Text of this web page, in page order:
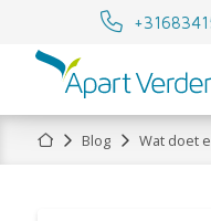
HomeBlog Wat doet